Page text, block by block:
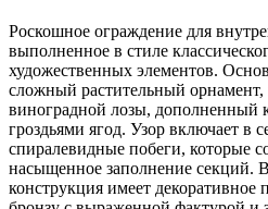
Роскошное ограждение для
выполненное в стиле
художественных элементов.
сложный растительный
виноградной лозы, дополненный
гроздьями ягод. Узор включает в
спиралевидные побеги, которые
насыщенное заполнение секций.
конструкция имеет